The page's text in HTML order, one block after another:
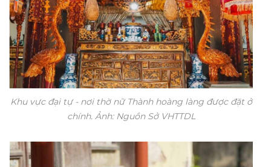
Khu vực đại tự - nơi thờ nữ Thành hoàng làng được đặt ở
chính. Ảnh: Nguồn Sở VHTTDL